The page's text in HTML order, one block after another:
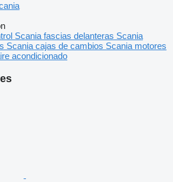
Scania fascias delanteras Scania
Scania cajas de cambios Scania motores
acondicionado